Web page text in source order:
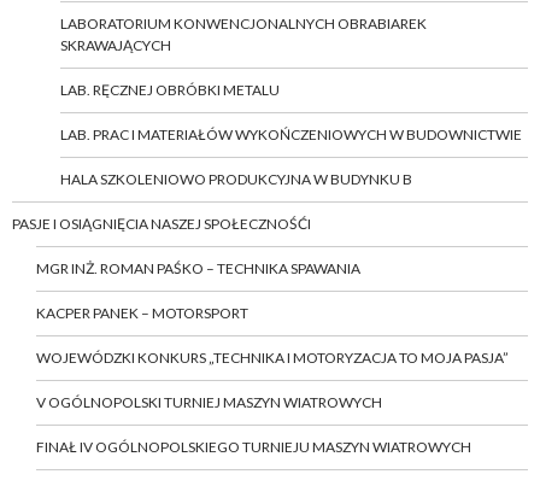
LABORATORIUM KONWENCJONALNYCH OBRABIAREK
SKRAWAJĄCYCH
LAB. RĘCZNEJ OBRÓBKI METALU
LAB. PRAC I MATERIAŁÓW WYKOŃCZENIOWYCH W BUDOWNICTWIE
HALA SZKOLENIOWO PRODUKCYJNA W BUDYNKU B
PASJE I OSIĄGNIĘCIA NASZEJ SPOŁECZNOŚĆI
MGR INŻ. ROMAN PAŚKO – TECHNIKA SPAWANIA
KACPER PANEK – MOTORSPORT
WOJEWÓDZKI KONKURS „TECHNIKA I MOTORYZACJA TO MOJA PASJA”
V OGÓLNOPOLSKI TURNIEJ MASZYN WIATROWYCH
FINAŁ IV OGÓLNOPOLSKIEGO TURNIEJU MASZYN WIATROWYCH